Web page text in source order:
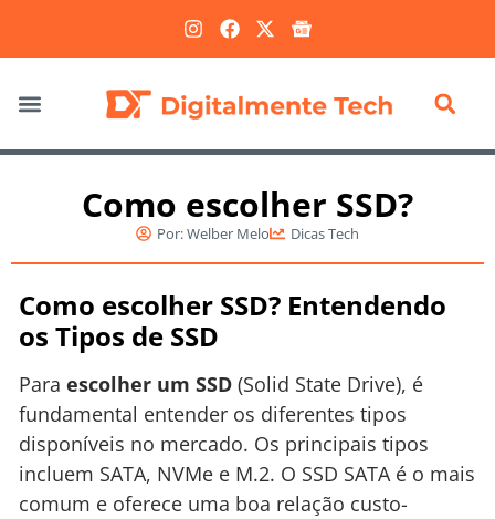
Como escolher SSD?
Por:Welber Melo Dicas Tech
Como escolher SSD? Entendendo
os Tipos de SSD
Para escolher um SSD (Solid State Drive), é
fundamental entender os diferentes tipos
disponíveis no mercado. Os principais tipos
incluem SATA, NVMe e M.2. O SSD SATA é o mais
comum e oferece uma boa relação custo-